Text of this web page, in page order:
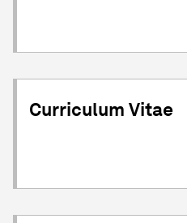
Curriculum Vitae